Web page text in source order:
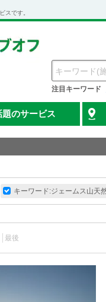
スです。
注目キーワード
題のサービス
キーワード:ジェームス山
最後